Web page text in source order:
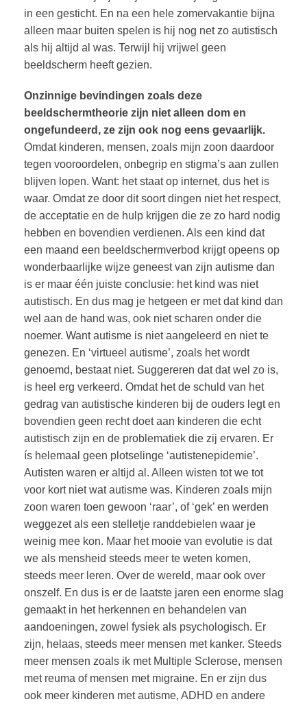
in een gesticht. En na een hele zomervakantie bijna
alleen maar buiten spelen is hij nog net zo autistisch
als hij altijd al was. Terwijl hij vrijwel geen
beeldscherm heeft gezien.
Onzinnige bevindingen zoals deze
beeldschermtheorie zijn niet alleen dom en
ongefundeerd, ze zijn ook nog eens gevaarlijk.
Omdat kinderen, mensen, zoals mijn zoon daardoor
tegen vooroordelen, onbegrip en stigma’s aan zullen
blijven lopen. Want: het staat op internet, dus het is
waar. Omdat ze door dit soort dingen niet het respect,
de acceptatie en de hulp krijgen die ze zo hard nodig
hebben en bovendien verdienen. Als een kind dat
een maand een beeldschermverbod krijgt opeens op
wonderbaarlijke wijze geneest van zijn autisme dan
is er maar één juiste conclusie: het kind was niet
autistisch. En dus mag je hetgeen er met dat kind dan
wel aan de hand was, ook niet scharen onder die
noemer. Want autisme is niet aangeleerd en niet te
genezen. En ‘virtueel autisme’, zoals het wordt
genoemd, bestaat niet. Suggereren dat dat wel zo is,
is heel erg verkeerd. Omdat het de schuld van het
gedrag van autistische kinderen bij de ouders legt en
bovendien geen recht doet aan kinderen die echt
autistisch zijn en de problematiek die zij ervaren. Er
ís helemaal geen plotselinge ‘autistenepidemie’.
Autisten waren er altijd al. Alleen wisten tot we tot
voor kort niet wat autisme was. Kinderen zoals mijn
zoon waren toen gewoon ‘raar’, of ‘gek’ en werden
weggezet als een stelletje randdebielen waar je
weinig mee kon. Maar het mooie van evolutie is dat
we als mensheid steeds meer te weten komen,
steeds meer leren. Over de wereld, maar ook over
onszelf. En dus is er de laatste jaren een enorme slag
gemaakt in het herkennen en behandelen van
aandoeningen, zowel fysiek als psychologisch. Er
zijn, helaas, steeds meer mensen met kanker. Steeds
meer mensen zoals ik met Multiple Sclerose, mensen
met reuma of mensen met migraine. En er zijn dus
ook meer kinderen met autisme, ADHD en andere